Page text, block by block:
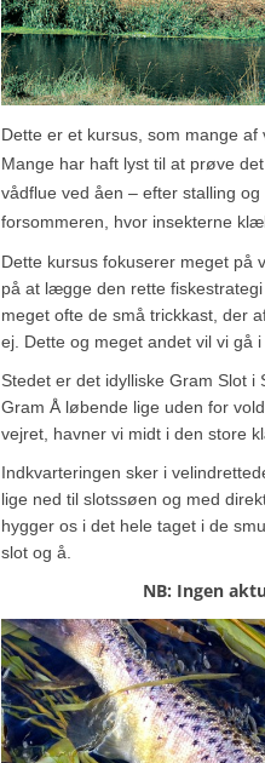
Dette er et kursus, som mange
Mange har haft lyst til at prøve
vådflue ved åen – efter stalling
forsommeren, hvor insekterne
Dette kursus fokuserer meget på
på at lægge den rette
meget ofte de små trickkast, der
ej. Dette og meget andet vil vi gå
Stedet er det idylliske Gram Slot
Gram Å løbende lige uden for
vejret, havner vi midt i den store
Indkvarteringen sker i
lige ned til slotssøen og med
hygger os i det hele taget i de
slot og å.
NB: Ingen